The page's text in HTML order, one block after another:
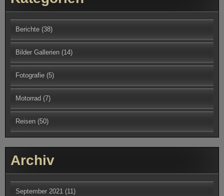
Berichte (38)
Bilder Gallerien (14)
Fotografie (5)
Motorrad (7)
Reisen (50)
Archiv
September 2021 (11)